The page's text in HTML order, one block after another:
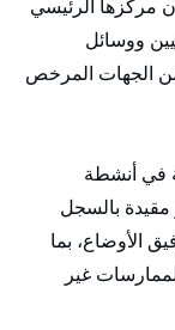
مركزها الرئيسي
ووسائل
الجهات المرخص
في أنشطة
مقيدة بالسجل
الأوضاع، بما
غير